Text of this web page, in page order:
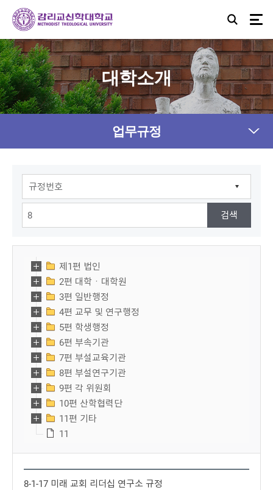
대학소개
업무규정
제1편 법인
2편 대학ㆍ대학원
3편 일반행정
4편 교무 및 연구행정
5편 학생행정
6편 부속기관
7편 부설교육기관
8편 부설연구기관
9편 각 위원회
10편 산학협력단
11편 기타
11
8-1-17 미래 교회 리더십 연구소 규정